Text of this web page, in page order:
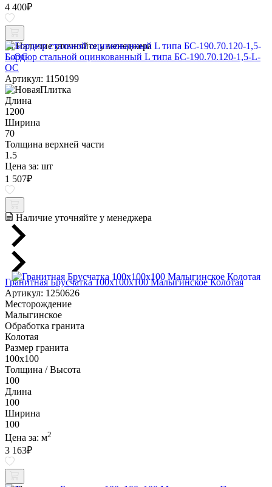
4 400₽
Наличие уточняйте у менеджера
Бордюр стальной оцинкованный L типа БС-190.70.120-1,5-L-
ОС
Артикул: 1150199
Длина
1200
Ширина
70
Толщина верхней части
1.5
Цена за: шт
1 507₽
Наличие уточняйте у менеджера
Гранитная Брусчатка 100х100x100 Малыгинское Колотая
Артикул: 1250626
Месторождение
Малыгинское
Обработка гранита
Колотая
Размер гранита
100х100
Толщина / Высота
100
Длина
100
Ширина
100
Цена за: м2
3 163₽